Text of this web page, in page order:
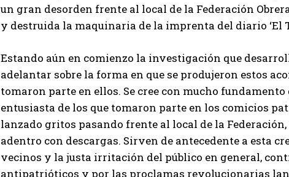
un gran desorden frente al local de la Federación
y destruida la maquinaria de la imprenta del diario ‘El
Estando aún en comienzo la investigación que
adelantar sobre la forma en que se produjeron estos
tomaron parte en ellos. Se cree con mucho
entusiasta de los que tomaron parte en los comicios
lanzado gritos pasando frente al local de la
adentro con descargas. Sirven de antecedente a esta
vecinos y la justa irritación del público en general,
antipatrióticos y por las proclamas revolucionarias